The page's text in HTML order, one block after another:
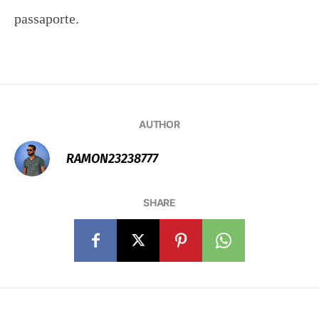
passaporte.
AUTHOR
RAMON23238777
SHARE